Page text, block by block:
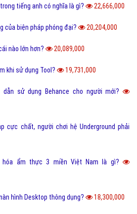
tiếng anh có nghĩa là gì? 22,666,000
của biện pháp phóng đại? 20,204,000
nào lớn hơn? 20,089,000
khi sử dụng Tool? 19,731,000
dẫn sử dụng Behance cho người mới?
cực chất, người chơi hệ Underground phải
ẩm thực 3 miền Việt Nam là gì?
hình Desktop thông dụng? 18,300,000